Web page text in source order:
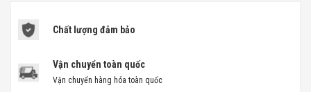
Chất lượng đảm bảo
Vận chuyển toàn quốc
Vận chuyển hàng hóa toàn quốc